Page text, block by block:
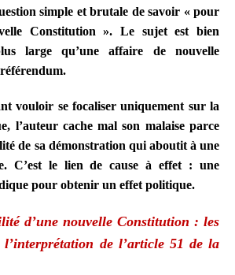
simple et brutale de savoir « pour
Constitution ». Le sujet est bien
large qu’une affaire de nouvelle
vouloir se focaliser uniquement sur la
l’auteur cache mal son malaise parce
de sa démonstration qui aboutit à une
C’est le lien de cause à effet : une
pour obtenir un effet politique.
d’une nouvelle Constitution : les
l’interprétation de l’article 51 de la